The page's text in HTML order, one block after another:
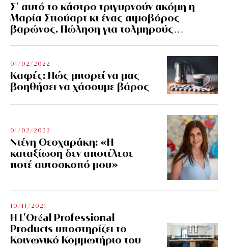
Σ’ αυτό το κάστρο τριγυρνούν ακόμη η
Μαρία Στιούαρτ κι ένας αιμοβόρος
βαρώνος. Πώληση για τολμηρούς…
01/02/2022
Kαφές: Πώς μπορεί να μας
βοηθήσει να χάσουμε βάρος
01/02/2022
Ντένη Θεοχαράκη: «Η
καταξίωση δεν αποτέλεσε
ποτέ αυτοσκοπό μου»
10/11/2021
Η L’Οréal Professional
Products υποστηρίζει το
Κοινωνικό Κομμωτήριο του